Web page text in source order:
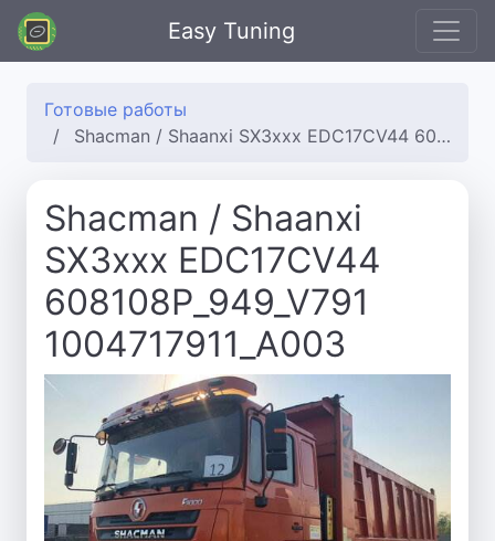
Easy Tuning
Готовые работы
Shacman / Shaanxi SX3xxx EDC17CV44 608108P_949_V791 1004717911_A003
Shacman / Shaanxi
SX3xxx EDC17CV44
608108P_949_V791
1004717911_A003